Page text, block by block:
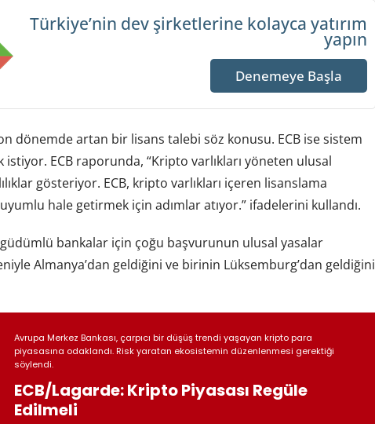
Türkiye’nin dev şirketlerine kolayca yatırım
yapın
Denemeye Başla
dönemde artan bir lisans talebi söz konusu. ECB ise sistem
ECB raporunda, “Kripto varlıkları yöneten ulusal
gösteriyor. ECB, kripto varlıkları içeren lisanslama
hale getirmek için adımlar atıyor.” ifadelerini kullandı.
bankalar için çoğu başvurunun ulusal yasalar
Almanya’dan geldiğini ve birinin Lüksemburg’dan geldiğini
Avrupa Merkez Bankası, çarpıcı bir düşüş trendi yaşayan kripto para
piyasasına odaklandı. Risk yaratan ekosistemin düzenlenmesi gerektiği
söylendi.
ECB/Lagarde: Kripto Piyasası Regüle
Edilmeli